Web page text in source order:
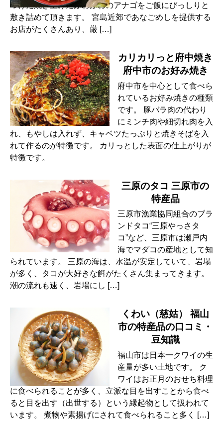
つけた焼き上げたふわふわのアナゴをご飯にびっしりと
敷き詰めて頂きます。 宮島近郊であなごめしを提供する
お店がたくさんあり、厳 […]
カリカリっと府中焼き
府中市のお好み焼き
府中市を中心として食べら
れているお好み焼きの種類
です。 豚バラ肉の代わり
にミンチ肉や細切れ肉を入
れ、もやしは入れず、キャベツたっぷりと焼きそばを入
れて作るのが特徴です。 カリっとした表面の仕上がりが
特徴です。
三原のタコ 三原市の
特産品
三原市漁業協同組合のブラ
ンドタコ“三原やっさタ
コ”など、三原市は瀬戸内
海でマダコの産地として知
られています。 三原の海は、水温が安定していて、岩場
が多く、タコが大好きな餌がたくさん集まってきます。
潮の流れも速く、岩場にし […]
くわい（慈姑） 福山
市の特産品の口コミ・
豆知識
福山市は日本一クワイの生
産量が多い土地です。 ク
ワイはお正月のおせち料理
に食べられることが多く、立派な目を出すことから食べ
ると目を出す（出世する）という縁起物として扱われて
います。 煮物や素揚げにされて食べられること多く […]